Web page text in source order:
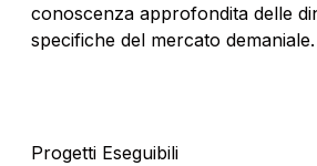
conoscenza approfondita delle
specifiche del mercato demaniale.
Progetti Eseguibili